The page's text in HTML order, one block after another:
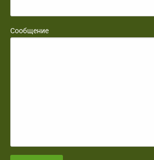
Сообщение